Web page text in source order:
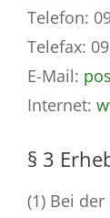
Telefon:
Telefax:
E-Mail:
Internet:
§ 3
(1) Bei